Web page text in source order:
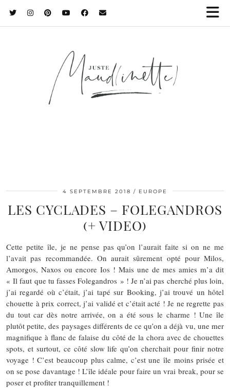
4 SEPTEMBRE 2018 EUROPE
LES CYCLADES – FOLEGANDROS
(+ VIDEO)
Cette petite île, je ne pense pas qu’on l’aurait faite si on ne me
l’avait pas recommandée. On aurait sûrement opté pour Milos,
Amorgos, Naxos ou encore Ios ! Mais une de mes amies m’a dit
« Il faut que tu fasses Folegandros » ! Je n’ai pas cherché plus loin,
j’ai regardé où c’était, j’ai tapé sur Booking, j’ai trouvé un hôtel
chouette à prix correct, j’ai validé et c’était acté ! Je ne regrette pas
du tout car dès notre arrivée, on a été sous le charme ! Une île
plutôt petite, des paysages différents de ce qu’on a déjà vu, une mer
magnifique à flanc de falaise du côté de la chora avec de chouettes
spots, et surtout, ce côté slow life qu’on cherchait pour finir notre
voyage ! C’est beaucoup plus calme, c’est une île moins prisée et
on se pose davantage ! L’île idéale pour faire un vrai break, pour se
poser et profiter tranquillement !